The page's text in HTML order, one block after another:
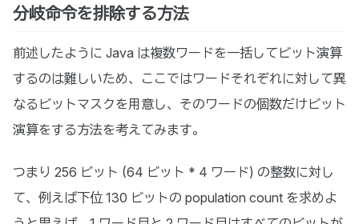
分岐命令を排除する方法
前述したように Java は複数ワードを一括してビット演算
するのは難しいため、ここではワードそれぞれに対して異
なるビットマスクを用意し、そのワードの個数だけビット
演算をする方法を考えてみます。
つまり 256 ビット (64 ビット * 4 ワード) の整数に対し
て、例えば下位 130 ビットの population count を求めよ